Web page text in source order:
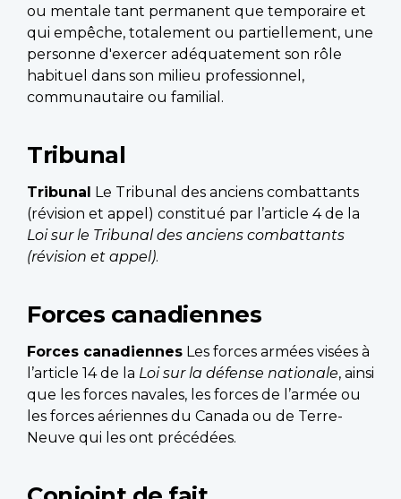
ou mentale tant permanent que temporaire et
qui empêche, totalement ou partiellement, une
personne d'exercer adéquatement son rôle
habituel dans son milieu professionnel,
communautaire ou familial.
Tribunal
Tribunal
Le Tribunal des anciens combattants
(révision et appel) constitué par l’article 4 de la
Loi sur le Tribunal des anciens combattants
(révision et appel).
Forces canadiennes
Forces canadiennes Les forces armées visées à
l’article 14 de la Loi sur la défense nationale, ainsi
que les forces navales, les forces de l’armée ou
les forces aériennes du Canada ou de Terre-
Neuve qui les ont précédées.